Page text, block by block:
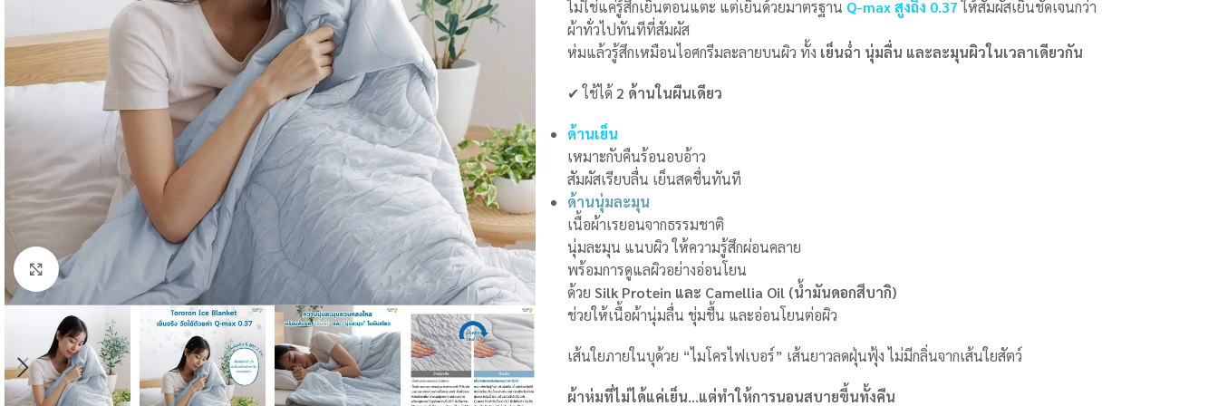
Click to enlarge
ไม่ใช่แค่รู้สึกเย็นตอนแตะ แต่เย็นด้วยมาตรฐาน Q-max สูงถึง 0.37ให้สัมผัสเย็นชัดเจนกว่า
ผ้าทั่วไปทันทีที่สัมผัส
ห่มแล้วรู้สึกเหมือนไอศกรีมละลายบนผิว ทั้ง เย็นฉ่ำ นุ่มลื่น และละมุนผิวในเวลาเดียวกัน
✔ ใช้ได้ 2 ด้านในผืนเดียว
ด้านเย็น
เหมาะกับคืนร้อนอบอ้าว
สัมผัสเรียบลื่น เย็นสดชื่นทันที
ด้านนุ่มละมุน
เนื้อผ้าเรยอนจากธรรมชาติ
นุ่มละมุน แนบผิว ให้ความรู้สึกผ่อนคลาย
พร้อมการดูแลผิวอย่างอ่อนโยน
ด้วย Silk Protein และ Camellia Oil (น้ำมันดอกสึบากิ)
ช่วยให้เนื้อผ้านุ่มลื่น ชุ่มชื้น และอ่อนโยนต่อผิว
เส้นใยภายในบุด้วย “ไมโครไฟเบอร์” เส้นยาวลดฝุ่นฟุ้ง ไม่มีกลิ่นจากเส้นใยสัตว์
ผ้าห่มที่ไม่ได้แค่เย็น…แต่ทำให้การนอนสบายขึ้นทั้งคืน